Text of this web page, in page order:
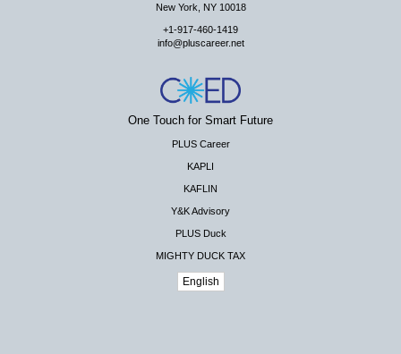
New York, NY 10018
+1-917-460-1419
info@pluscareer.net
One Touch for Smart Future
PLUS Career
KAPLI
KAFLIN
Y&K Advisory
PLUS Duck
MIGHTY DUCK TAX
English